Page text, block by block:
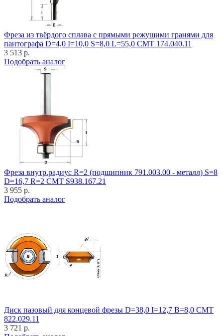
Фреза из твёрдого сплава с прямыми режущими гранями для
пантографа D=4,0 I=10,0 S=8,0 L=55,0 CMT 174.040.11
3 513 р.
Подобрать аналог
Фреза внутр.радиус R=2 (подшипник 791.003.00 - металл) S=8
D=16,7 R=2 CMT S938.167.21
3 955 р.
Подобрать аналог
Диск пазовый для концевой фрезы D=38,0 I=12,7 B=8,0 CMT
822.029.11
3 721 р.